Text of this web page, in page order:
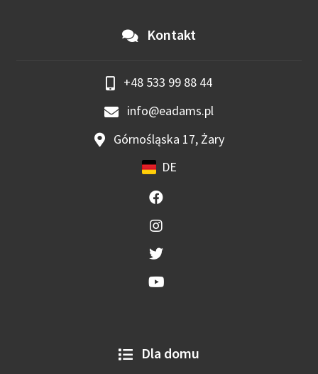
Kontakt
+48 533 99 88 44
info@eadams.pl
Górnośląska 17, Żary
DE
Dla domu